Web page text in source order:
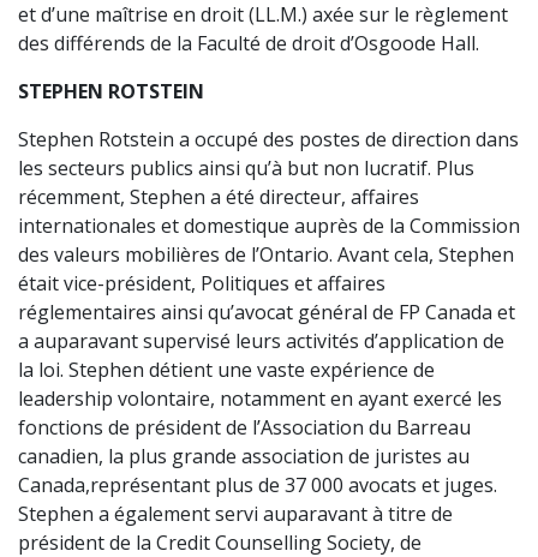
et d’une maîtrise en droit (LL.M.) axée sur le règlement
des différends de la Faculté de droit d’Osgoode Hall.
STEPHEN ROTSTEIN
Stephen Rotstein a occupé des postes de direction dans
les secteurs publics ainsi qu’à but non lucratif. Plus
récemment, Stephen a été directeur, affaires
internationales et domestique auprès de la Commission
des valeurs mobilières de l’Ontario. Avant cela, Stephen
était vice-président, Politiques et affaires
réglementaires ainsi qu’avocat général de FP Canada et
a auparavant supervisé leurs activités d’application de
la loi. Stephen détient une vaste expérience de
leadership volontaire, notamment en ayant exercé les
fonctions de président de l’Association du Barreau
canadien, la plus grande association de juristes au
Canada,représentant plus de 37 000 avocats et juges.
Stephen a également servi auparavant à titre de
président de la Credit Counselling Society, de